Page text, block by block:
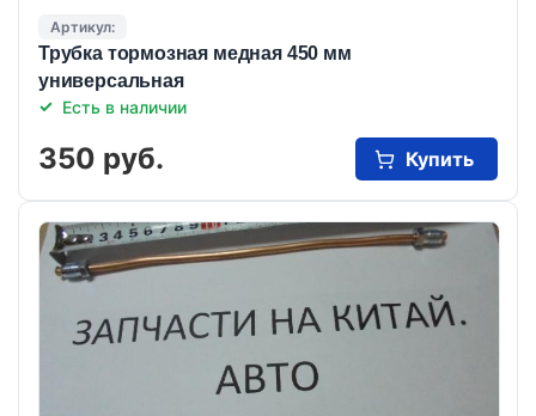
Артикул:
Трубка тормозная медная 450 мм
универсальная
Есть в наличии
350 руб. Купить